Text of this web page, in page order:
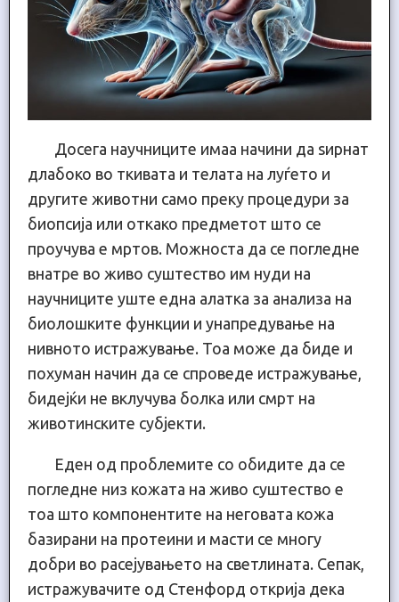
Досега научниците имаа начини да ѕирнат
длабоко во ткивата и телата на луѓето и
другите животни само преку процедури за
биопсија или откако предметот што се
проучува е мртов. Можноста да се погледне
внатре во живо суштество им нуди на
научниците уште една алатка за анализа на
биолошките функции и унапредување на
нивното истражување. Тоа може да биде и
похуман начин да се спроведе истражување,
бидејќи не вклучува болка или смрт на
животинските субјекти.
Еден од проблемите со обидите да се
погледне низ кожата на живо суштество е
тоа што компонентите на неговата кожа
базирани на протеини и масти се многу
добри во расејувањето на светлината. Сепак,
истражувачите од Стенфорд открија дека